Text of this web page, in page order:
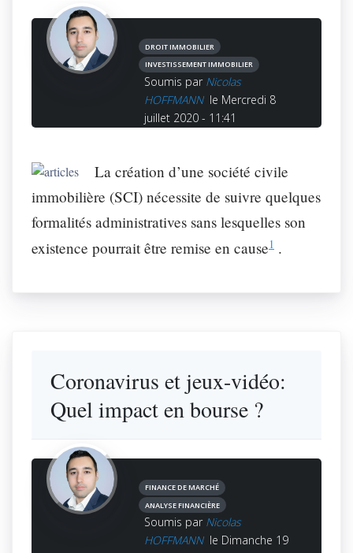
DROIT IMMOBILIER
INVESTISSEMENT IMMOBILIER
Soumis par Nicolas
HOFFMANN le Mercredi 8
juillet 2020 - 11:41
La création d’une société civile
immobilière (SCI) nécessite de suivre quelques
formalités administratives sans lesquelles son
existence pourrait être remise en cause1 .
Coronavirus et jeux-vidéo:
Quel impact en bourse ?
FINANCE DE MARCHÉ
ANALYSE FINANCIÈRE
Soumis par Nicolas
HOFFMANN le Dimanche 19